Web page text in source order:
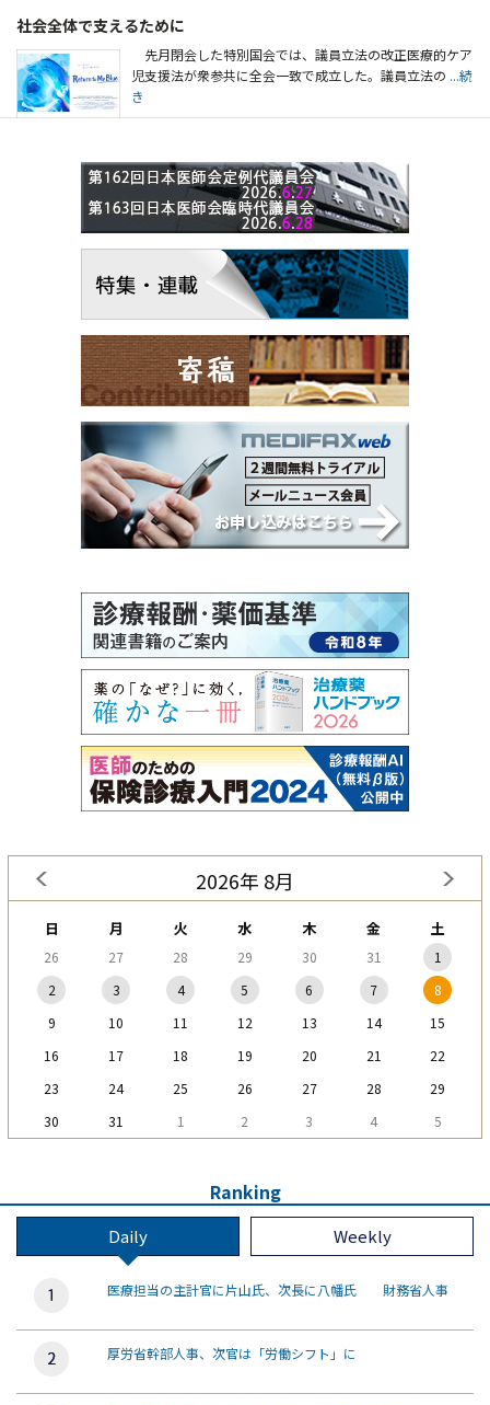
社会全体で支えるために
先月閉会した特別国会では、議員立法の改正医療的ケア
児支援法が衆参共に全会一致で成立した。議員立法の ...続
き
2026年 8月
日 月 火 水 木 金 土
26 27 28 29 30 31
1
2
3 4 5 6 7
8
9
10 11 12 13 14
15
16
17 18 19 20 21
22
23
24 25 26 27 28
29
30
31 1 2 3 4 5
Ranking
Daily Weekly
医療担当の主計官に片山氏、次長に八幡氏 財務省人事
厚労省幹部人事、次官は「労働シフト」に